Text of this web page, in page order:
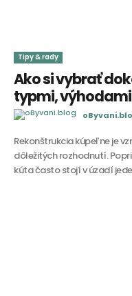
Tipy & rady
Ako si vybrať
typmi,
Rekonštrukcia kúpeľne je
dôležitých rozhodnutí.
kúta často stojí v úzadí